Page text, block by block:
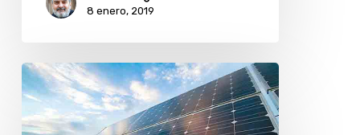
8 enero, 2019
Exo
capacita
en